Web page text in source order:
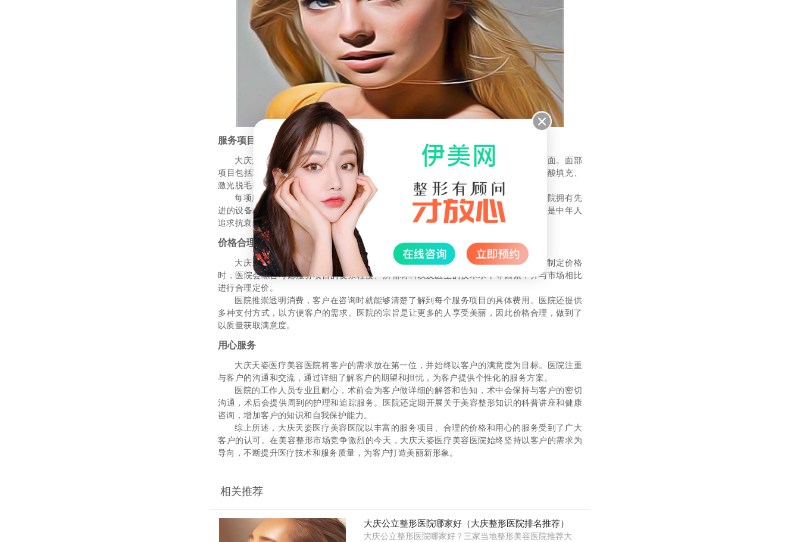
服务项目
大庆天姿医疗美容医院提供多项丰富的美容整形服务，涵盖面部、身体、皮肤等方面。面部
项目包括双眼皮、隆鼻、瘦脸等，身体项目包括隆胸、吸脂塑形等，皮肤项目包括玻尿酸填充、
激光脱毛等等。
每项服务都由经验丰富的医生亲自负责，确保手术安全和效果达到客户的期望。医院拥有先
进的设备和高质量的产品，能够满足不同客户的需求。无论是年轻人追求时尚美丽，还是中年人
追求抗衰老，大庆天姿医疗美容医院都能提供专业的解决方案。
价格合理
大庆天姿医疗美容医院秉承着诚信经营的原则，始终将客户的利益放在首位。在制定价格
时，医院会综合考虑服务项目的复杂程度、所需材料以及医生的技术水平等因素，并与市场相比
进行合理定价。
医院推崇透明消费，客户在咨询时就能够清楚了解到每个服务项目的具体费用。医院还提供
多种支付方式，以方便客户的需求。医院的宗旨是让更多的人享受美丽，因此价格合理，做到了
以质量获取满意度。
用心服务
大庆天姿医疗美容医院将客户的需求放在第一位，并始终以客户的满意度为目标。医院注重
与客户的沟通和交流，通过详细了解客户的期望和担忧，为客户提供个性化的服务方案。
医院的工作人员专业且耐心，术前会为客户做详细的解答和告知，术中会保持与客户的密切
沟通，术后会提供周到的护理和追踪服务。医院还定期开展关于美容整形知识的科普讲座和健康
咨询，增加客户的知识和自我保护能力。
综上所述，大庆天姿医疗美容医院以丰富的服务项目、合理的价格和用心的服务受到了广大
客户的认可。在美容整形市场竞争激烈的今天，大庆天姿医疗美容医院始终坚持以客户的需求为
导向，不断提升医疗技术和服务质量，为客户打造美丽新形象。
相关推荐
大庆公立整形医院哪家好（大庆整形医院排名推荐）
大庆公立整形医院哪家好？三家当地整形美容医院推荐大